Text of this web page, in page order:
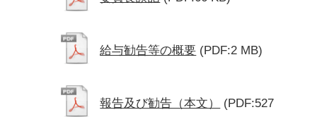
給与勧告等の概要 (PDF:2 MB)
報告及び勧告（本文） (PDF:527